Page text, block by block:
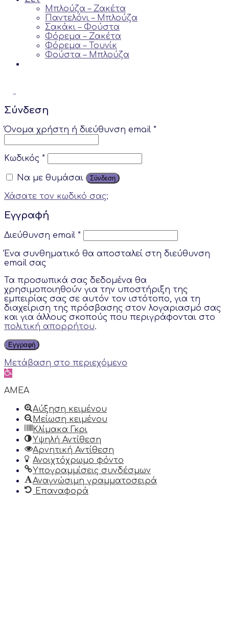
Μπλούζα – Ζακέτα
Παντελόνι – Μπλούζα
Σακάκι – Φούστα
Φόρεμα – Ζακέτα
Φόρεμα – Τουνίκ
Φούστα – Μπλούζα
Σύνδεση
Όνομα χρήστη ή διεύθυνση email *
Κωδικός *
Να με θυμάσαι Σύνδεση
Χάσατε τον κωδικό σας;
Εγγραφή
Διεύθυνση email *
Ένα συνθηματικό θα αποσταλεί στη διεύθυνση
email σας
Τα προσωπικά σας δεδομένα θα
χρησιμοποιηθούν για την υποστήριξη της
εμπειρίας σας σε αυτόν τον ιστότοπο, για τη
διαχείριση της πρόσβασης στον λογαριασμό σας
και για άλλους σκοπούς που περιγράφονται στο
πολιτική απορρήτου.
Εγγραφή
Μετάβαση στο περιεχόμενο
Ανοίξτε
τη
γραμμή
AMEA
Αύξηση κειμένου
Μείωση κειμένου
Κλίμακα Γκρι
Υψηλή Αντίθεση
Αρνητική Αντίθεση
Ανοιχτόχρωμο φόντο
Υπογραμμίσεις συνδέσμων
Αναγνώσιμη γραμματοσειρά
Επαναφορά